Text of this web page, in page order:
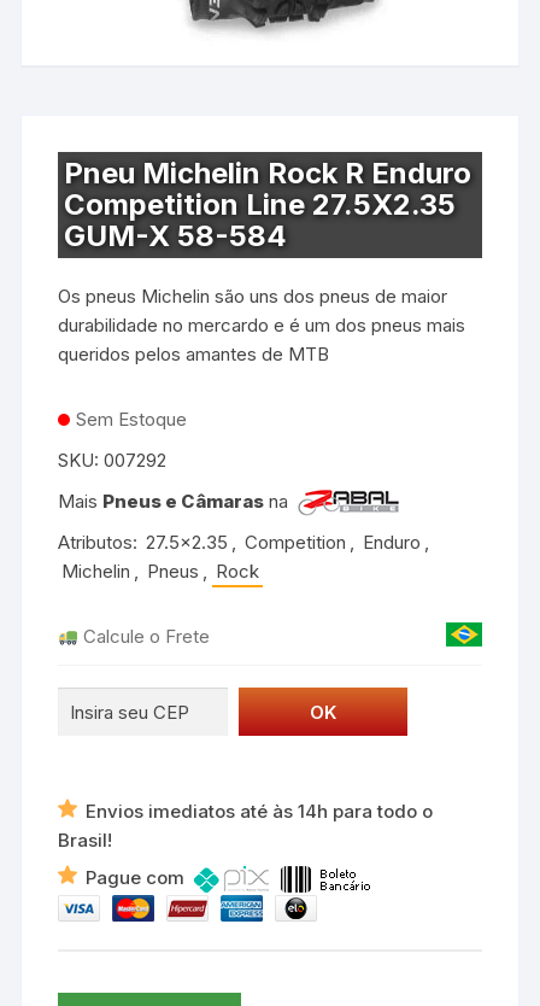
Pneu Michelin Rock R Enduro
Competition Line 27.5X2.35
GUM-X 58-584
Os pneus Michelin são uns dos pneus de maior
durabilidade no mercardo e é um dos pneus mais
queridos pelos amantes de MTB
Sem Estoque
SKU:007292
Mais Pneus e Câmaras na
Atributos: 27.5x2.35 , Competition , Enduro ,
Michelin , Pneus , Rock
Calcule o Frete
Envios imediatos até às 14h para todo o
Brasil!
Pague com